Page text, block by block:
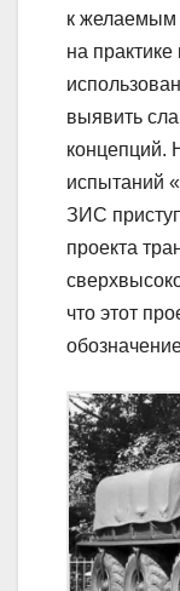
к желаемым
на
выявить
концепций.
испытаний
ЗИС
проекта
что этот